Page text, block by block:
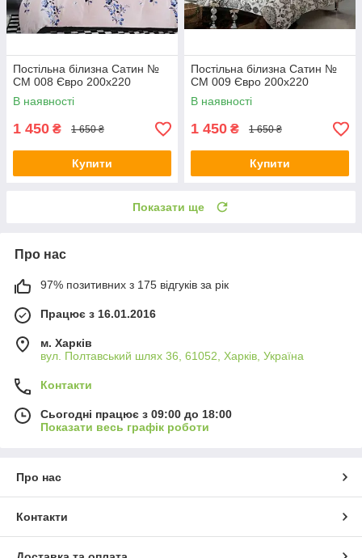
Постільна білизна Сатин №
СМ 008 Євро 200х220
В наявності
1 450 ₴ 1 650 ₴
Купити
Постільна білизна Сатин №
СМ 009 Євро 200х220
В наявності
1 450 ₴ 1 650 ₴
Купити
Показати ще
Про нас
97% позитивних з 175 відгуків за рік
Працює з 16.01.2016
м. Харків
вул. Полтавський шлях 36, 61052, Харків, Україна
Контакти
Сьогодні працює з 09:00 до 18:00
Показати весь графік роботи
Про нас
Контакти